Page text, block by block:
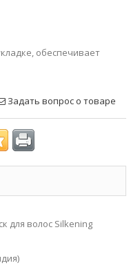
обеспечивает
Задать вопрос о товаре
для волос Silkening